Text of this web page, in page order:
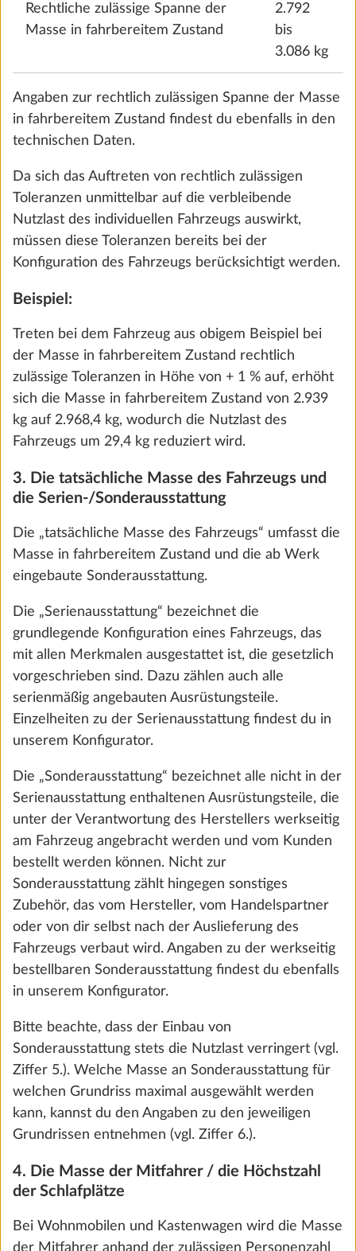
Wir nutzen Cookies, um dir die bestmögliche
Nutzung unserer Webseite zu ermöglichen und
unsere Kommunikation mit dir zu verbessern.
Wir berücksichtigen hierbei deine Präferenzen
und verarbeiten Daten für Statistik und
Marketing nur, wenn du uns durch Klicken auf
gibst. Du kannst deine Einwilligung jederzeit mit
Polster
5,0 kg
Hinzufügen
Holzrost für Duschwanne
€ 125
Ambientebeleuchtung, Ausführung
modellabhängig
Mehr
0,3 kg
€ 395
Hinzufügen
SCHRITT 5 VON 8
Wasser, Gas, Elektrik
City-Wasseranschluss
Rechtliche zulässige Spanne der
Masse in fahrbereitem Zustand
2.792
bis
3.086 kg
Angaben zur rechtlich zulässigen Spanne der Masse
in fahrbereitem Zustand findest du ebenfalls in den
technischen Daten.
Da sich das Auftreten von rechtlich zulässigen
Toleranzen unmittelbar auf die verbleibende
Nutzlast des individuellen Fahrzeugs auswirkt,
müssen diese Toleranzen bereits bei der
Konfiguration des Fahrzeugs berücksichtigt werden.
Beispiel:
Treten bei dem Fahrzeug aus obigem Beispiel bei
der Masse in fahrbereitem Zustand rechtlich
zulässige Toleranzen in Höhe von + 1 % auf, erhöht
sich die Masse in fahrbereitem Zustand von 2.939
kg auf 2.968,4 kg, wodurch die Nutzlast des
Fahrzeugs um 29,4 kg reduziert wird.
3. Die tatsächliche Masse des Fahrzeugs und
die Serien-/Sonderausstattung
Die „tatsächliche Masse des Fahrzeugs“ umfasst die
Masse in fahrbereitem Zustand und die ab Werk
eingebaute Sonderausstattung.
Die „Serienausstattung“ bezeichnet die
grundlegende Konfiguration eines Fahrzeugs, das
mit allen Merkmalen ausgestattet ist, die gesetzlich
vorgeschrieben sind. Dazu zählen auch alle
serienmäßig angebauten Ausrüstungsteile.
Einzelheiten zu der Serienausstattung findest du in
unserem Konfigurator.
Die „Sonderausstattung“ bezeichnet alle nicht in der
Serienausstattung enthaltenen Ausrüstungsteile, die
unter der Verantwortung des Herstellers werkseitig
am Fahrzeug angebracht werden und vom Kunden
bestellt werden können. Nicht zur
Sonderausstattung zählt hingegen sonstiges
Zubehör, das vom Hersteller, vom Handelspartner
oder von dir selbst nach der Auslieferung des
Fahrzeugs verbaut wird. Angaben zu der werkseitig
bestellbaren Sonderausstattung findest du ebenfalls
in unserem Konfigurator.
Bitte beachte, dass der Einbau von
Sonderausstattung stets die Nutzlast verringert (vgl.
Ziffer 5.). Welche Masse an Sonderausstattung für
welchen Grundriss maximal ausgewählt werden
kann, kannst du den Angaben zu den jeweiligen
Grundrissen entnehmen (vgl. Ziffer 6.).
4. Die Masse der Mitfahrer / die Höchstzahl
der Schlafplätze
Bei Wohnmobilen und Kastenwagen wird die Masse
der Mitfahrer anhand der zulässigen Personenzahl